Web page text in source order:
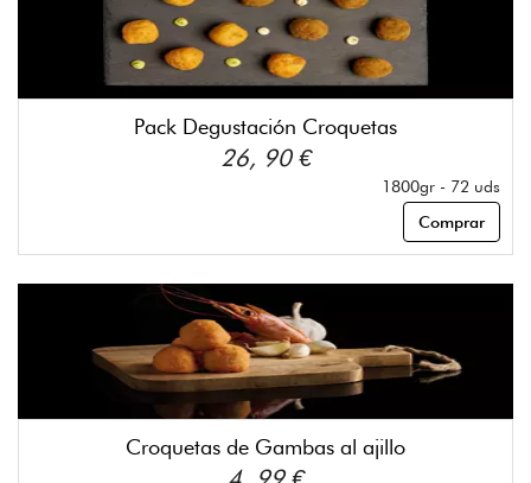
Pack Degustación Croquetas
26, 90 €
1800gr - 72 uds
Comprar
Croquetas de Gambas al ajillo